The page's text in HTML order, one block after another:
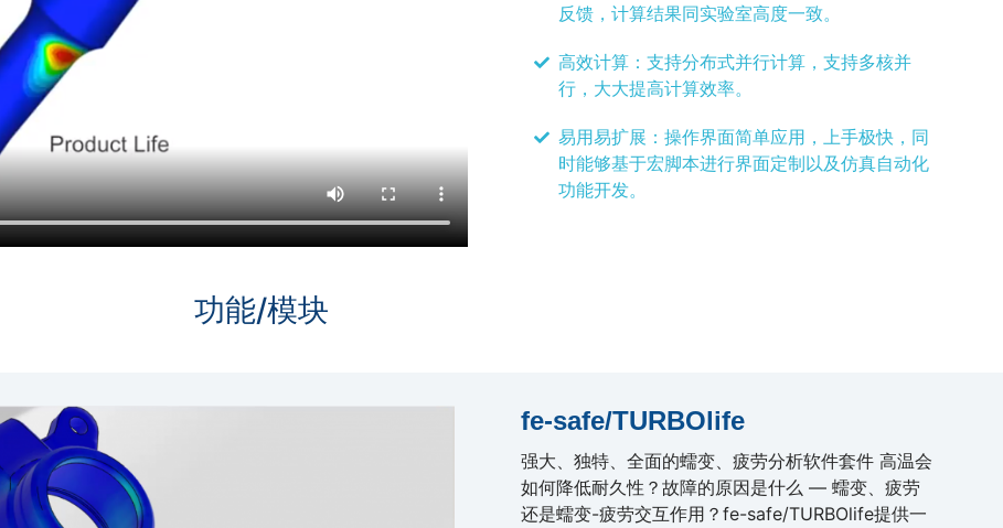
反馈，计算结果同实验室高度一致。
高效计算：支持分布式并行计算，支持多核并
行，大大提高计算效率。
易用易扩展：操作界面简单应用，上手极快，同
时能够基于宏脚本进行界面定制以及仿真自动化
功能开发。
功能/模块
fe-safe/TURBOlife
强大、独特、全面的蠕变、疲劳分析软件套件 高温会
如何降低耐久性？故障的原因是什么 — 蠕变、疲劳
还是蠕变-疲劳交互作用？fe-safe/TURBOlife提供一